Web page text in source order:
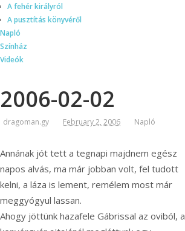
A fehér királyról
A pusztítás könyvéről
Napló
Színház
Videók
2006-02-02
dragoman.gy February 2, 2006 Napló
Annának jót tett a tegnapi majdnem egész
napos alvás, ma már jobban volt, fel tudott
kelni, a láza is lement, remélem most már
meggyógyul lassan.
Ahogy jöttünk hazafele Gábrissal az oviból, a